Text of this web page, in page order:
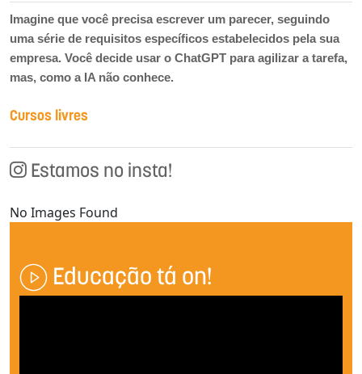
Imagine que você precisa escrever um parecer, seguindo
uma série de requisitos específicos estabelecidos pela sua
empresa. Você decide usar o ChatGPT para agilizar a tarefa,
mas, como a IA não conhece.
Cursos livres
Estamos no insta!
No Images Found
Educação tá on!